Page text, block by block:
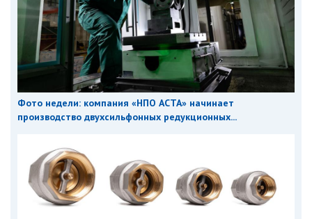
Фото недели: компания «НПО АСТА» начинает
производство двухсильфонных редукционных...